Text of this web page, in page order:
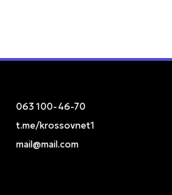
063 100-46-70
t.me/krossovnet1
mail@mail.com